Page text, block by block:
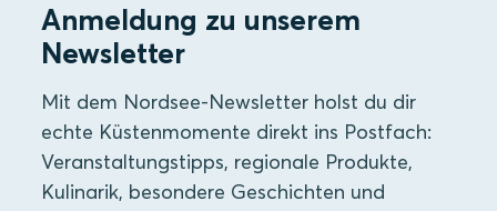
Anmeldung zu unserem
Newsletter
Mit dem Nordsee-Newsletter holst du dir
echte Küstenmomente direkt ins Postfach:
Veranstaltungstipps, regionale Produkte,
Kulinarik, besondere Geschichten und